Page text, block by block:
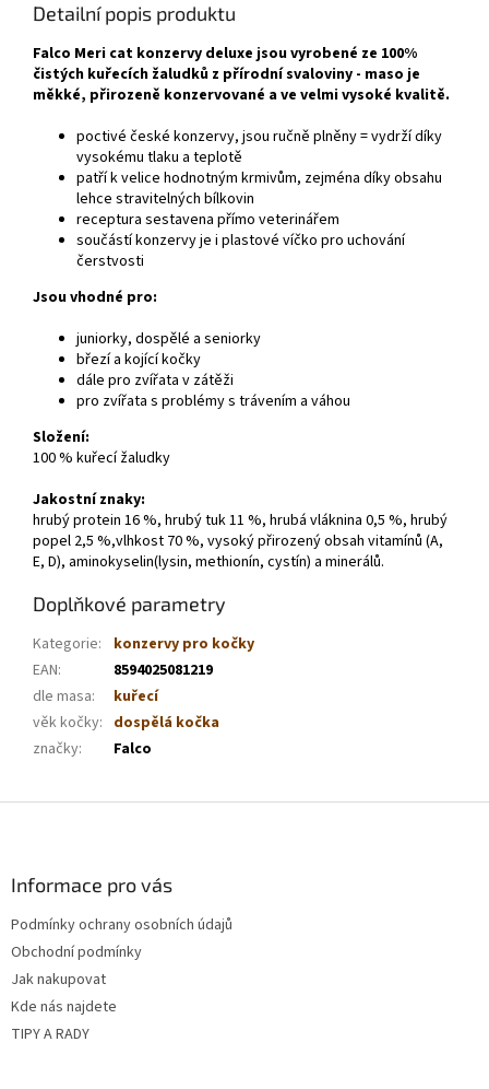
Detailní popis produktu
Falco Meri cat konzervy deluxe jsou vyrobené ze 100%
čistých kuřecích žaludků z přírodní svaloviny - maso je
měkké, přirozeně konzervované a ve velmi vysoké kvalitě.
poctivé české konzervy, jsou ručně plněny = vydrží díky
vysokému tlaku a teplotě
patří k velice hodnotným krmivům, zejména díky obsahu
lehce stravitelných bílkovin
receptura sestavena přímo veterinářem
součástí konzervy je i plastové víčko pro uchování
čerstvosti
Jsou vhodné pro:
juniorky, dospělé a seniorky
březí a kojící kočky
dále pro zvířata v zátěži
pro zvířata s problémy s trávením a váhou
Složení:
100 % kuřecí žaludky
Jakostní znaky:
hrubý protein 16 %, hrubý tuk 11 %, hrubá vláknina 0,5 %, hrubý
popel 2,5 %,vlhkost 70 %, vysoký přirozený obsah vitamínů (A,
E, D), aminokyselin(lysin, methionín, cystín) a minerálů.
Doplňkové parametry
Kategorie:
konzervy pro kočky
EAN:
8594025081219
dle masa:
kuřecí
věk kočky: dospělá kočka
značky: Falco
Informace pro vás
Podmínky ochrany osobních údajů
Obchodní podmínky
Jak nakupovat
Kde nás najdete
TIPY A RADY